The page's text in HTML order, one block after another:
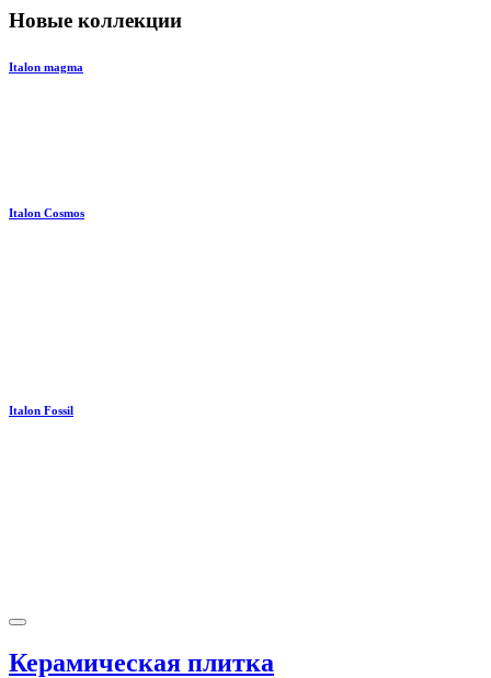
Новые коллекции
Italon magma
Italon Cosmos
Italon Fossil
Керамическая плитка